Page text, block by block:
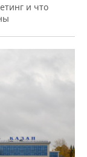
и что